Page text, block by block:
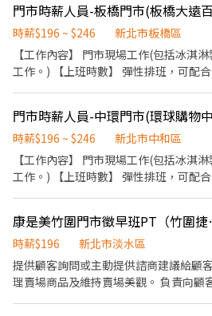
用冰淇淋、員工折扣、生日福利、三節
街62號） 中山地區（大直） 大永門市（台北市中山區明水路581巷
15號） 另有專職人員職缺 早、晚班41000-42000（休8天） 夜班
43000-45000（休8天）
門市時薪人員-板橋門市(板橋大遠
時薪$196 ~ $246
新北市板橋區
【工作內容】 門市現場工作(包括冰淇
工作。) 【上班時數】 彈性排班，可配合學生課後時段需求 1.每週
學習訓練，來創造顧客無與倫比的冰淇
課程/實作課程訓練) 2.晉升訓練(時薪娛樂經理
我們會依公司的經營成果，規劃員工福
保險制度：勞保、健保、團保(意外險)
2.休假制度：特休假、育嬰假、陪產假
用冰淇淋、員工折扣、生日福利、三節
時薪$196 ~ $246
新北市中和區
【工作內容】 門市現場工作(包括冰淇
工作。) 【上班時數】 彈性排班，可配合學生課後時段需求 1.每週
學習訓練，來創造顧客無與倫比的冰淇
課程/實作課程訓練) 2.晉升訓練(時薪娛樂經理
我們會依公司的經營成果，規劃員工福
保險制度：勞保、健保、團保(意外險)
康是美
時薪$196
新北市淡水區
提供顧客詢問或主動提供諮商建議給顧客。 負責擺設商品、每
理賣場商品及維持賣場美觀。 負責向顧客介紹商品特徵、品質與價